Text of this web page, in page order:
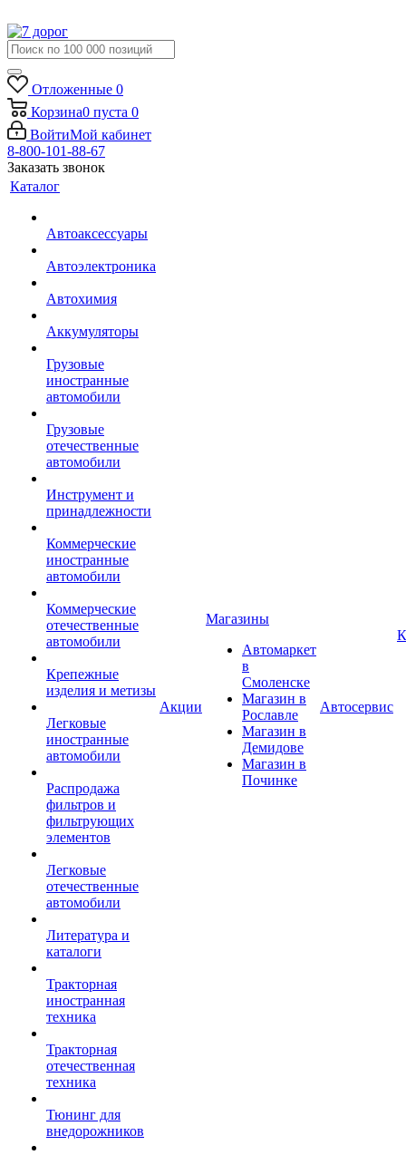
Отложенные 0
Корзина0 пуста 0
ВойтиМой кабинет
8-800-101-88-67
Заказать звонок
Каталог
Автоаксессуары
Автоэлектроника
Автохимия
Аккумуляторы
Грузовые
иностранные
автомобили
Грузовые
отечественные
автомобили
Инструмент и
принадлежности
Коммерческие
иностранные
автомобили
Коммерческие
отечественные
автомобили
Крепежные
изделия и метизы
Легковые
иностранные
автомобили
Распродажа
фильтров и
фильтрующих
элементов
Легковые
отечественные
автомобили
Литература и
каталоги
Тракторная
иностранная
техника
Тракторная
отечественная
техника
Тюнинг для
внедорожников
Акции
Магазины
Автомаркет
в
Смоленске
Магазин в
Рославле
Магазин в
Демидове
Магазин в
Починке
Автосервис